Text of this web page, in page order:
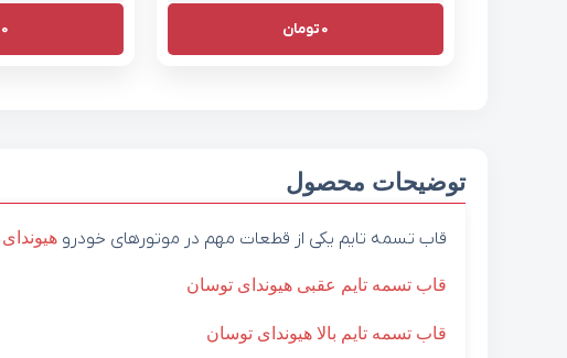
0تومان 0
توضیحات محصول
قاب تسمه تایم یکی از قطعات مهم در موتورهای خودرو هیوندای
قاب تسمه تایم عقبی هیوندای توسان
قاب تسمه تایم بالا هیوندای توسان